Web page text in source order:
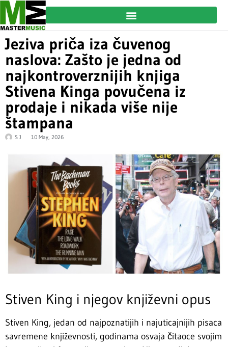
Jeziva priča iza čuvenog
naslova: Zašto je jedna od
najkontroverznijih knjiga
Stivena Kinga povučena iz
prodaje i nikada više nije
štampana
S J 10 May, 2026
Stiven King i njegov književni opus
Stiven King, jedan od najpoznatijih i najuticajnijih pisaca
savremene književnosti, godinama osvaja čitaoce svojim